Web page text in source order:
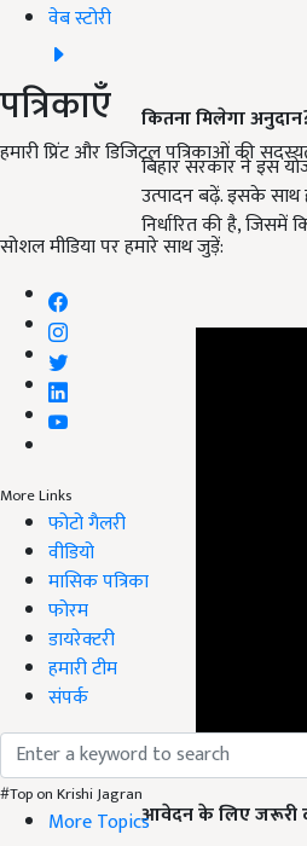
वेब स्टोरी
पत्रिकाएँ
हमारी प्रिंट और डिजिटल पत्रिकाओं की
सोशल मीडिया पर हमारे साथ जुड़ें:
More Links
फोटो गैलरी
वीडियो
मासिक पत्रिका
फोरम
डायरेक्टरी
हमारी टीम
संपर्क
#Top on Krishi Jagran
More Topics
कितना मिलेगा
बिहार सरकार ने इस
उत्पादन बढ़ें. इसके
निर्धारित की है,
आवेदन के लिए जरूरी